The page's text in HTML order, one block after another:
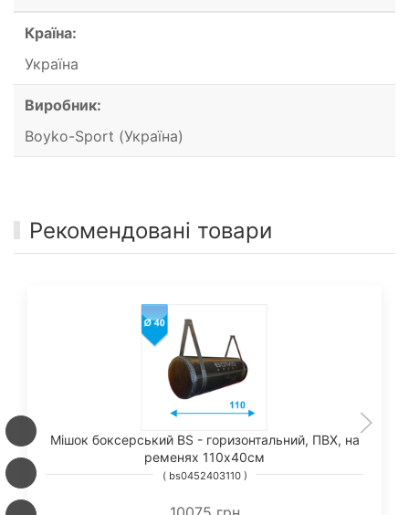
Країна:
Україна
Виробник:
Boyko-Sport (Україна)
Рекомендовані товари
Мішок боксерський BS - горизонтальний, ПВХ, на
ременях 110х40см
( bs0452403110 )